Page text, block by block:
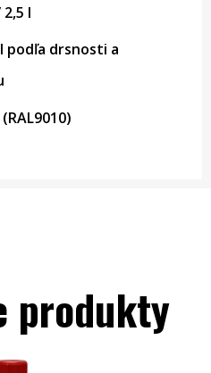
2,5 l
podľa drsnosti a
produkty